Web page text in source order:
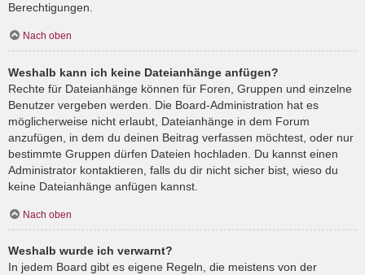
Berechtigungen.
Nach oben
Weshalb kann ich keine Dateianhänge anfügen?
Rechte für Dateianhänge können für Foren, Gruppen und einzelne
Benutzer vergeben werden. Die Board-Administration hat es
möglicherweise nicht erlaubt, Dateianhänge in dem Forum
anzufügen, in dem du deinen Beitrag verfassen möchtest, oder nur
bestimmte Gruppen dürfen Dateien hochladen. Du kannst einen
Administrator kontaktieren, falls du dir nicht sicher bist, wieso du
keine Dateianhänge anfügen kannst.
Nach oben
Weshalb wurde ich verwarnt?
In jedem Board gibt es eigene Regeln, die meistens von der